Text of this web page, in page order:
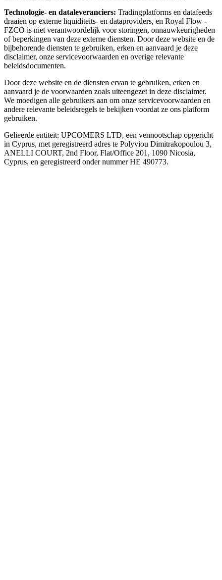
Technologie- en dataleveranciers: Tradingplatforms en datafeeds
draaien op externe liquiditeits- en dataproviders, en Royal Flow -
FZCO is niet verantwoordelijk voor storingen, onnauwkeurigheden
of beperkingen van deze externe diensten. Door deze website en de
bijbehorende diensten te gebruiken, erken en aanvaard je deze
disclaimer, onze servicevoorwaarden en overige relevante
beleidsdocumenten.
Door deze website en de diensten ervan te gebruiken, erken en
aanvaard je de voorwaarden zoals uiteengezet in deze disclaimer.
We moedigen alle gebruikers aan om onze servicevoorwaarden en
andere relevante beleidsregels te bekijken voordat ze ons platform
gebruiken.
Gelieerde entiteit: UPCOMERS LTD, een vennootschap opgericht
in Cyprus, met geregistreerd adres te Polyviou Dimitrakopoulou 3,
ANELLI COURT, 2nd Floor, Flat/Office 201, 1090 Nicosia,
Cyprus, en geregistreerd onder nummer HE 490773.